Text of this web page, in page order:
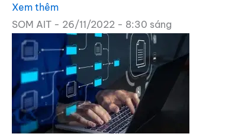
Xem thêm
SOM AIT
26/11/2022 8:30 sáng